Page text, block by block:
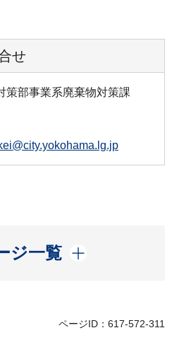
せ
策部事業系廃棄物対策課
ジ一覧
開く
ページID：617-572-311